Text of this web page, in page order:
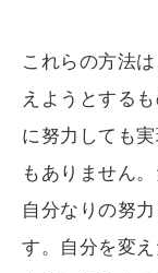
これらの方法
えようとする
に努力しても
もありません
自分なりの努
す。自分を変